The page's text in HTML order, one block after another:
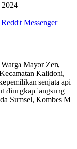
2024
Reddit Messenger
Mayor Zen,
Kalidoni,
senjata api
diungkap langsung
Sumsel, Kombes M